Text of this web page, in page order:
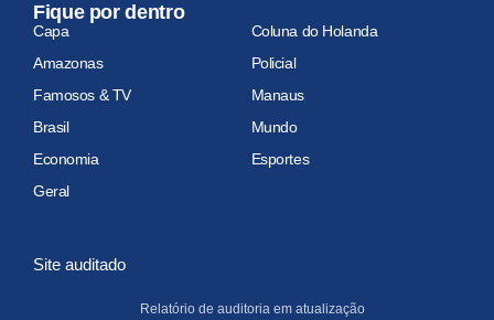
Fique por dentro
Capa
Coluna do Holanda
Amazonas
Policial
Famosos & TV
Manaus
Brasil
Mundo
Economia
Esportes
Geral
Site auditado
Relatório de auditoria em atualização